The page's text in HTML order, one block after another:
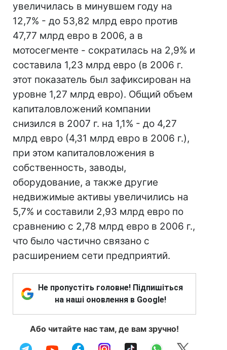
увеличилась в минувшем году на
12,7% - до 53,82 млрд евро против
47,77 млрд евро в 2006, а в
мотосегменте - сократилась на 2,9% и
составила 1,23 млрд евро (в 2006 г.
этот показатель был зафиксирован на
уровне 1,27 млрд евро). Общий объем
капиталовложений компании
снизился в 2007 г. на 1,1% - до 4,27
млрд евро (4,31 млрд евро в 2006 г.),
при этом капиталовложения в
собственность, заводы,
оборудование, а также другие
недвижимые активы увеличились на
5,7% и составили 2,93 млрд евро по
сравнению с 2,78 млрд евро в 2006 г.,
что было частично связано с
расширением сети предприятий.
Не пропустіть головне! Підпишіться
на наші оновлення в Google!
Або читайте нас там, де вам зручно!